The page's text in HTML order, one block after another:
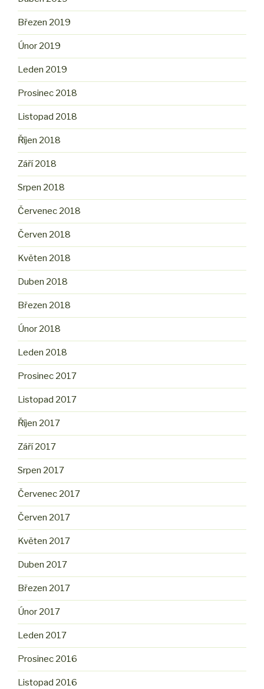
Březen 2019
Únor 2019
Leden 2019
Prosinec 2018
Listopad 2018
Říjen 2018
Září 2018
Srpen 2018
Červenec 2018
Červen 2018
Květen 2018
Duben 2018
Březen 2018
Únor 2018
Leden 2018
Prosinec 2017
Listopad 2017
Říjen 2017
Září 2017
Srpen 2017
Červenec 2017
Červen 2017
Květen 2017
Duben 2017
Březen 2017
Únor 2017
Leden 2017
Prosinec 2016
Listopad 2016